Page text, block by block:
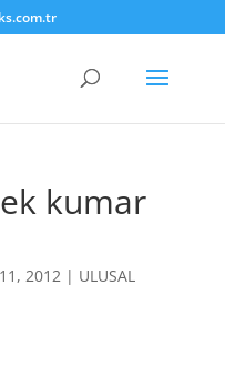
kumar
2012| ULUSAL